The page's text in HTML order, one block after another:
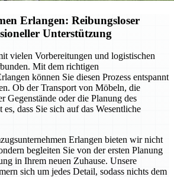
Erlangen: Reibungsloser
Unterstützung
vielen Vorbereitungen und logistischen
Mit dem richtigen
können Sie diesen Prozess entspannt
Ob der Transport von Möbeln, die
Gegenstände oder die Planung des
dass Sie sich auf das Wesentliche
Erlangen bieten wir nicht
begleiten Sie von der ersten Planung
in Ihrem neuen Zuhause. Unsere
sich um jedes Detail, sodass nichts dem